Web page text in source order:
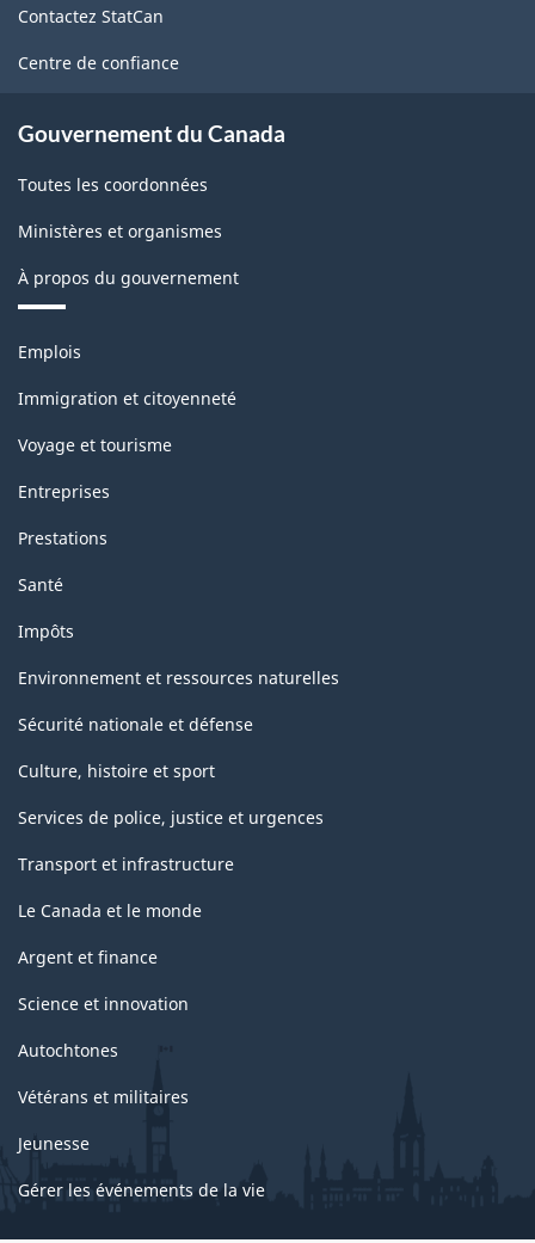
ce
site
Contactez StatCan
Centre de confiance
Gouvernement du Canada
Toutes les coordonnées
Ministères et organismes
À propos du gouvernement
Thèmes
sujets
Emplois
Immigration et citoyenneté
Voyage et tourisme
Entreprises
Prestations
Santé
Impôts
Environnement et ressources naturelles
Sécurité nationale et défense
Culture, histoire et sport
Services de police, justice et urgences
Transport et infrastructure
Le Canada et le monde
Argent et finance
Science et innovation
Autochtones
Vétérans et militaires
Jeunesse
Gérer les événements de la vie